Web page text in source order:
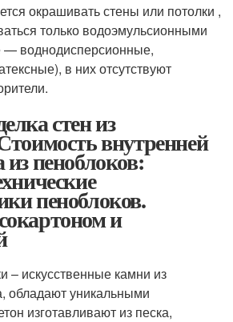
окрашивать стены или потолки ,
только водоэмульсионными
— воднодисперсионные,
в них отсутствуют
стен из
внутренней
пеноблоков:
пеноблоков.
и
– искусственные камни из
обладают уникальными
изготавливают из песка,